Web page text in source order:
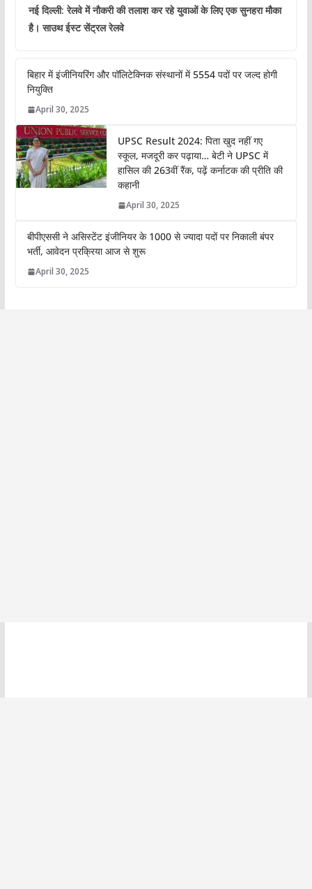
नई दिल्ली: रेलवे में नौकरी की तलाश कर रहे युवाओं के लिए एक सुनहरा मौका
है। साउथ ईस्ट सेंट्रल रेलवे
बिहार में इंजीनियरिंग और पॉलिटेक्निक संस्थानों में 5554 पदों पर जल्द होगी
नियुक्ति
April 30, 2025
UPSC Result 2024: पिता खुद नहीं गए
स्कूल, मजदूरी कर पढ़ाया… बेटी ने UPSC में
हासिल की 263वीं रैंक, पढ़ें कर्नाटक की प्रीति की
कहानी
April 30, 2025
बीपीएससी ने असिस्टेंट इंजीनियर के 1000 से ज्यादा पदों पर निकाली बंपर
भर्ती, आवेदन प्रक्रिया आज से शुरू
April 30, 2025